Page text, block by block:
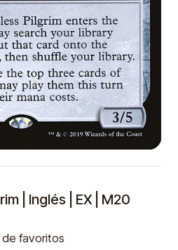
| Inglés | EX | M20
de favoritos